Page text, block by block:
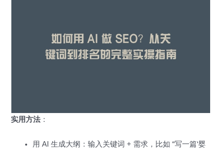
实用方法 ：
用 AI 生成大纲：输入关键词 + 需求，比如 “写一篇‘婴